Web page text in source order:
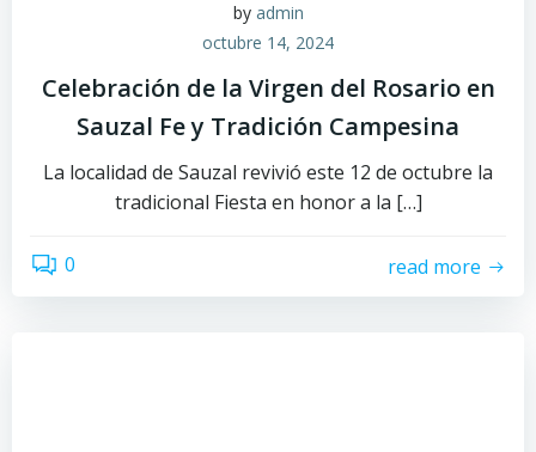
by admin
octubre 14, 2024
Celebración de la Virgen del Rosario en
Sauzal Fe y Tradición Campesina
La localidad de Sauzal revivió este 12 de octubre la
tradicional Fiesta en honor a la […]
0 read more